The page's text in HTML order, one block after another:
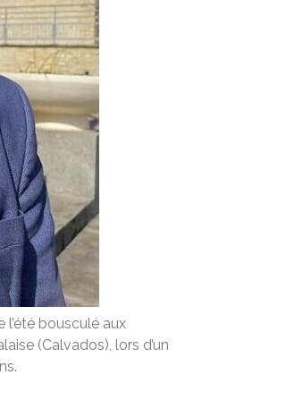
l’été bousculé aux
(Calvados), lors d’un